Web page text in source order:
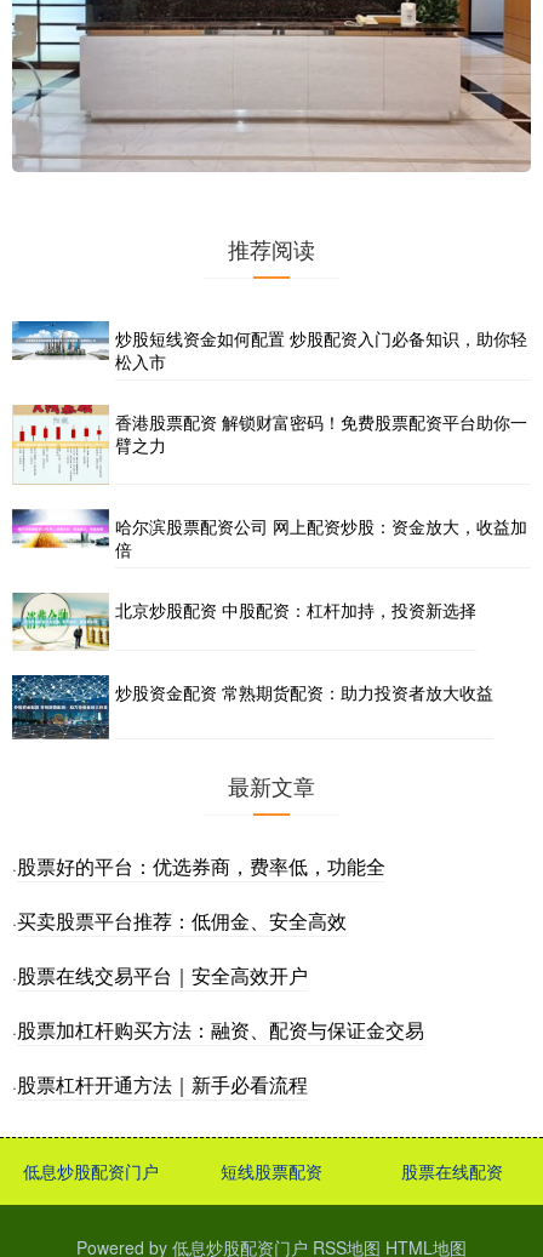
推荐阅读
炒股短线资金如何配置 炒股配资入门必备知识，助你轻
松入市
香港股票配资 解锁财富密码！免费股票配资平台助你一
臂之力
哈尔滨股票配资公司 网上配资炒股：资金放大，收益加
倍
北京炒股配资 中股配资：杠杆加持，投资新选择
炒股资金配资 常熟期货配资：助力投资者放大收益
最新文章
·股票好的平台：优选券商，费率低，功能全
·买卖股票平台推荐：低佣金、安全高效
·股票在线交易平台｜安全高效开户
·股票加杠杆购买方法：融资、配资与保证金交易
·股票杠杆开通方法｜新手必看流程
低息炒股配资门户 短线股票配资 股票在线配资
Powered by 低息炒股配资门户 RSS地图 HTML地图